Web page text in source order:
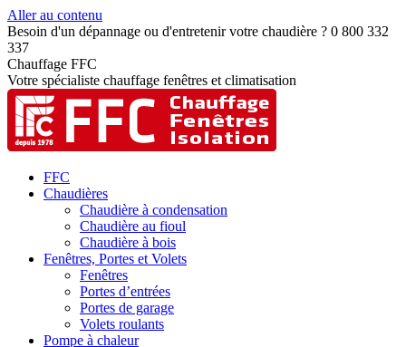
Aller au contenu
Besoin d'un dépannage ou d'entretenir votre chaudière ? 0 800 332
337
Chauffage FFC
Votre spécialiste chauffage fenêtres et climatisation
FFC
Chaudières
Chaudière à condensation
Chaudière au fioul
Chaudière à bois
Fenêtres, Portes et Volets
Fenêtres
Portes d’entrées
Portes de garage
Volets roulants
Pompe à chaleur